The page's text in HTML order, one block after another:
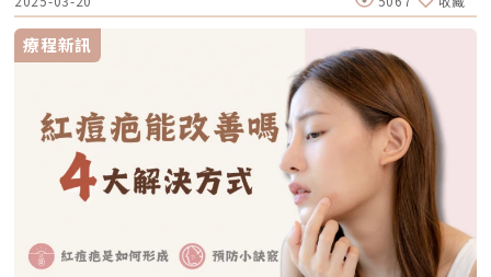
始堆積。尤其是大腿根部與內褲接觸的地方，長期下來容易變得暗沉。2. 除
毛過度刺激不管是刮毛、蜜蠟、還是雷射除毛，只要方式不當，都可能對私
密肌造成刺激，引發黑色素沉澱。就像臉部有痘疤一樣，肌膚被反覆拉扯或
刺激，難免留下痕跡。3. 荷爾蒙變化懷孕、經期、服用避孕藥、甚至年齡變
化，都會影響體內荷爾蒙平衡，使得私密處肌膚顏色變深，這是一種「自然
生理現象」。4. 清潔過度或不當有人洗不乾淨，也有人洗太乾淨。使用太刺
激的清潔產品，或是過度搓洗，反而會破壞肌膚屏障，讓黑色素更容易沉
澱。私密處暗沉怎麼辦？5 種改善方式知道原因後，當然要學會怎麼「反
黑」！下面幾種方法，幫你找回粉嫩自信：1. 選對私密清潔用品別再用臉部
或身體的肥皂清洗私密處了！私密肌膚的 pH 值與臉部不同，建議選擇溫
和、無香料、專為私密處設計的清潔產品。每天早晚一次就夠，不需要洗太
多！2. 穿對內褲、拒絕緊身褲選擇透氣、柔軟的棉質內褲，減少摩擦機會。
能不穿緊身褲就別穿，給私密處一點呼吸的空間，也是美白關鍵。3. 做好日
常保濕與護理就像臉部保養一樣，私密處也需要保濕！可以使用專為私密肌
膚設計的保濕乳霜或凝膠，幫助維持水分、舒緩乾癢、減少色素沉澱。有些
產品還含有熊果素、維他命C等成分，能夠溫和亮白私密肌膚。記得要挑選
無刺激、醫美等級比較安心！4. 私密處醫美療程如果你想要效果明顯一點，
醫美療程是近年很夯的選擇。像是： 私密處煥膚（雷射美白）：利用柔膚
療程新訊